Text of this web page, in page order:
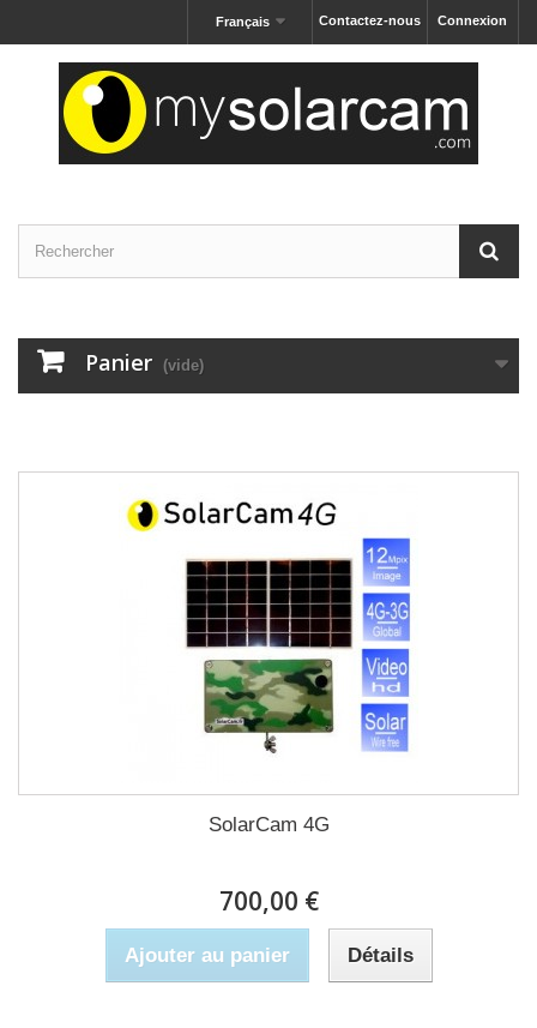
Connexion
Contactez-nous
Français
Panier (vide)
SolarCam 4G
700,00 €
Ajouter au panier Détails